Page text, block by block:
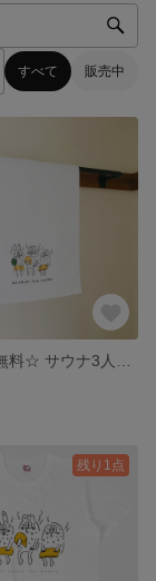
すべて 販売中
残り1点